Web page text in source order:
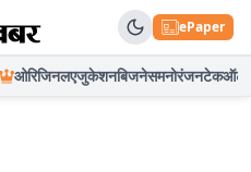
ePaper
ओरिजिनलएजुकेशनबिजनेसमनोरंजनटेकऑटो